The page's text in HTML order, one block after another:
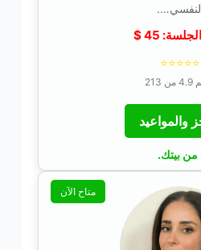
45
$
⭐⭐⭐⭐⭐
والمواعيد
من بيتك.
متاح الآن